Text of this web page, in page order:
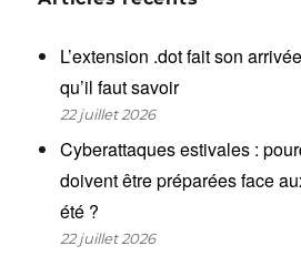
L’extension .dot fait son
qu’il faut savoir
22 juillet 2026
Cyberattaques estivales :
doivent être préparées face
été ?
22 juillet 2026